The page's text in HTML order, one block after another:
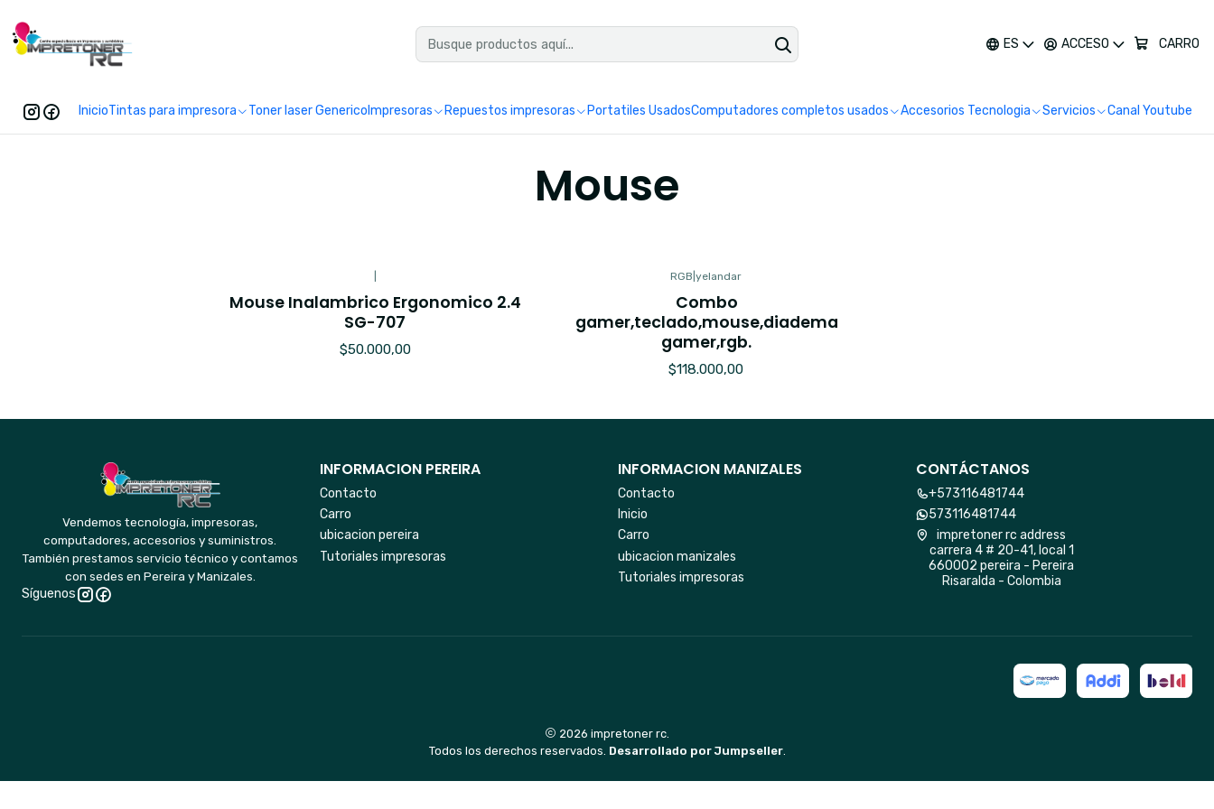
ES ACCESO CARRO
InicioTintas para impresora Toner laser Generico Impresoras Repuestos impresoras Portatiles UsadosComputadores completos usados Accesorios Tecnologia Servicios Canal Youtube
Mouse
Mouse Inalambrico Ergonomico 2.4
SG-707
$50.000,00
RGB |yelandar
Combo
gamer,teclado,mouse,diadema
gamer,rgb.
$118.000,00
Vendemos tecnología, impresoras,
computadores, accesorios y suministros.
También prestamos servicio técnico y contamos
con sedes en Pereira y Manizales.
Síguenos
INFORMACION PEREIRA
Contacto
Carro
ubicacion pereira
Tutoriales impresoras
INFORMACION MANIZALES
Contacto
Inicio
Carro
ubicacion manizales
Tutoriales impresoras
CONTÁCTANOS
+573116481744
573116481744
impretoner rc address
carrera 4 # 20-41, local 1
660002 pereira - Pereira
Risaralda - Colombia
2026 impretoner rc.
Todos los derechos reservados. Desarrollado por Jumpseller.